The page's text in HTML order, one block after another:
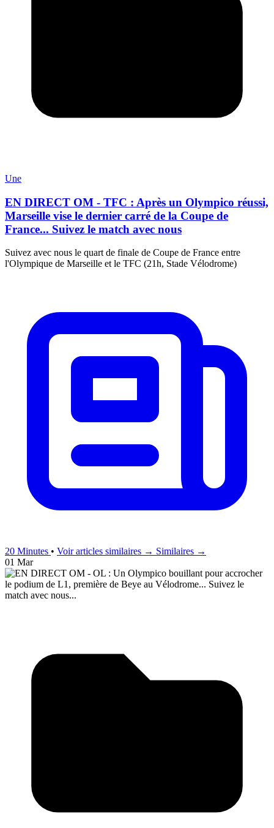
Une
EN DIRECT OM - TFC : Après un Olympico réussi,
Marseille vise le dernier carré de la Coupe de
France... Suivez le match avec nous
Suivez avec nous le quart de finale de Coupe de France entre
l'Olympique de Marseille et le TFC (21h, Stade Vélodrome)
20 Minutes • Voir articles similaires → Similaires →
01 Mar